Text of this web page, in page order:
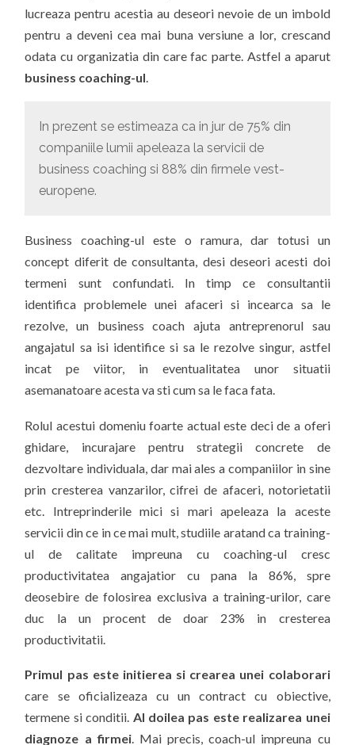
lucreaza pentru acestia au deseori nevoie de un imbold
pentru a deveni cea mai buna versiune a lor, crescand
odata cu organizatia din care fac parte. Astfel a aparut
business coaching-ul
In prezent se estimeaza ca in jur de 75% din
companiile lumii apeleaza la servicii de
business coaching si 88% din firmele vest-
europene.
Business coaching-ul este o ramura, dar totusi un
concept diferit de consultanta, desi deseori acesti doi
termeni sunt confundati. In timp ce consultantii
identifica problemele unei afaceri si incearca sa le
rezolve, un business coach ajuta antreprenorul sau
angajatul sa isi identifice si sa le rezolve singur, astfel
incat pe viitor, in eventualitatea unor situatii
asemanatoare acesta va sti cum sa le faca fata.
Rolul acestui domeniu foarte actual este deci de a oferi
ghidare, incurajare pentru strategii concrete de
dezvoltare individuala, dar mai ales a companiilor in sine
prin cresterea vanzarilor, cifrei de afaceri, notorietatii
etc. Intreprinderile mici si mari apeleaza la aceste
servicii din ce in ce mai mult, studiile aratand ca training-
ul de calitate impreuna cu coaching-ul cresc
productivitatea angajatior cu pana la 86%, spre
deosebire de folosirea exclusiva a training-urilor, care
duc la un procent de doar 23% in cresterea
productivitatii.
Primul pas este initierea si crearea unei colaborari
care se oficializeaza cu un contract cu obiective,
termene si conditii. Al doilea pas este realizarea unei
diagnoze a firmei. Mai precis, coach-ul impreuna cu